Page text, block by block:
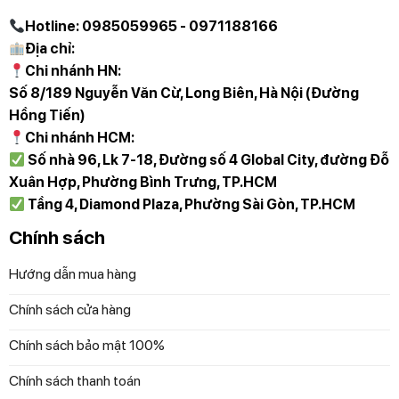
Bề mặt sản phẩm được làm sáng bóng, giúp cho việc lau
chùi trở nên dễ dàng hơn bao giờ hết
Hỏi đáp những thắc mắc của khách hàng
cùng với Germany S&T.
Kích thước của bộ nồi này là bao nhiêu?
kích thước lần lượt như sau:
Quánh 16cm, 1.5L
Chảo 28 cm
Hotline: 0985059965 - 0971188166
Địa chỉ:
Chi nhánh HN:
Số 8/189 Nguyễn Văn Cừ, Long Biên, Hà Nội (Đường
Hồng Tiến)
Chi nhánh HCM:
Số nhà 96, Lk 7-18, Đường số 4 Global City, đường Đỗ
Xuân Hợp, Phường Bình Trưng, TP.HCM
Tầng 4, Diamond Plaza, Phường Sài Gòn, TP.HCM
Chính sách
Hướng dẫn mua hàng
Chính sách cửa hàng
Chính sách bảo mật 100%
Chính sách thanh toán